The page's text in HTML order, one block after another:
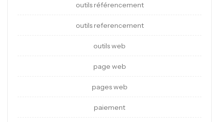
outils référencement
outils referencement
outils web
page web
pages web
paiement